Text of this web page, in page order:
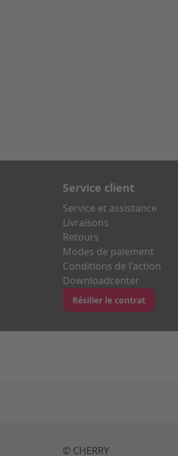
Service client
Service et assistance
Livraisons
Retours
Modes de paiement
Conditions de l'action
Downloadcenter
Résilier le contrat
© CHERRY